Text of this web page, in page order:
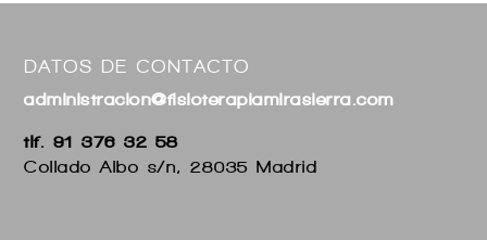
DATOS DE CONTACTO
administracion@fisioterapiamirasierra.com
tlf. 91 376 32 58
Collado Albo s/n, 28035 Madrid